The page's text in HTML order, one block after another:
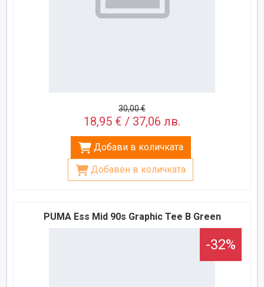
30,00 €
18,95 € / 37,06 лв.
Добави в количката
Добавен в количката
PUMA Ess Mid 90s Graphic Tee B Green
-32%